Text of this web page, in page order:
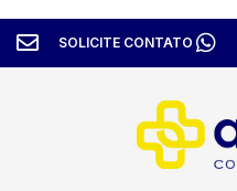
SOLICITE CONTATO